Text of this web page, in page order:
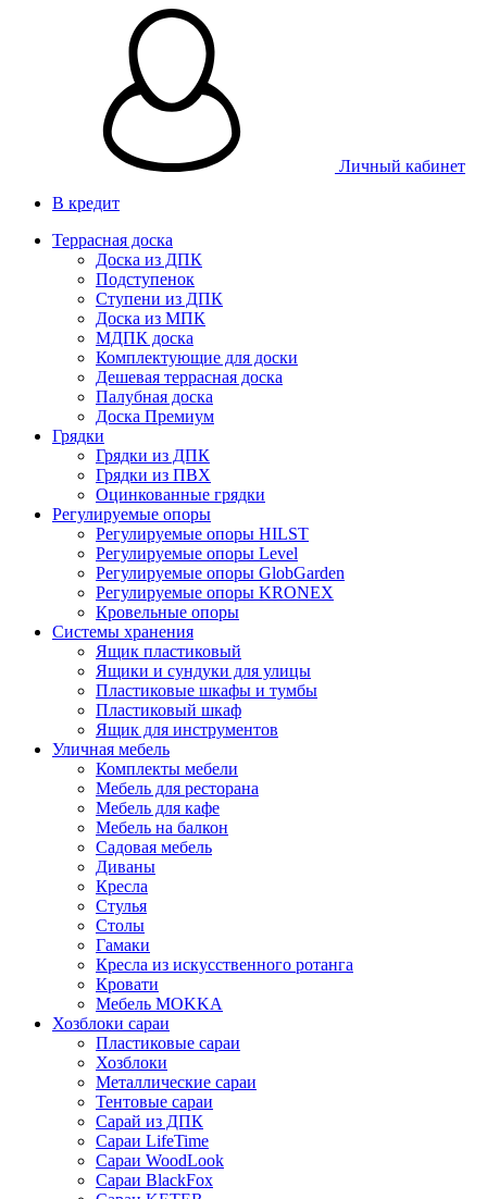
Личный кабинет
В кредит
Террасная доска
Доска из ДПК
Подступенок
Ступени из ДПК
Доска из МПК
МДПК доска
Комплектующие для доски
Дешевая террасная доска
Палубная доска
Доска Премиум
Грядки
Грядки из ДПК
Грядки из ПВХ
Оцинкованные грядки
Регулируемые опоры
Регулируемые опоры HILST
Регулируемые опоры Level
Регулируемые опоры GlobGarden
Регулируемые опоры KRONEX
Кровельные опоры
Системы хранения
Ящик пластиковый
Ящики и сундуки для улицы
Пластиковые шкафы и тумбы
Пластиковый шкаф
Ящик для инструментов
Уличная мебель
Комплекты мебели
Мебель для ресторана
Мебель для кафе
Мебель на балкон
Садовая мебель
Диваны
Кресла
Стулья
Столы
Гамаки
Кресла из искусственного ротанга
Кровати
Мебель MOKKA
Хозблоки сараи
Пластиковые сараи
Хозблоки
Металлические сараи
Тентовые сараи
Сарай из ДПК
Cараи LifeTime
Cараи WoodLook
Сараи BlackFox